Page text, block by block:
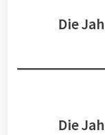
Die
Die